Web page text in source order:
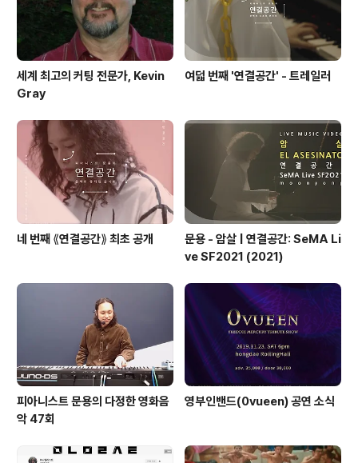
이같은 ..
세계 최고의 커팅 전문가, Kevin
Gray
여덟 번째 '연결공간' - 트레일러
네 번째 ⟪연결공간⟫ 최초 공개
문용 - 암살 | 연결공간: SeMA Li
ve SF2021 (2021)
피아니스트 문용의 다정한 영화음
악 47회
영부인밴드(0vueen) 공연 소식